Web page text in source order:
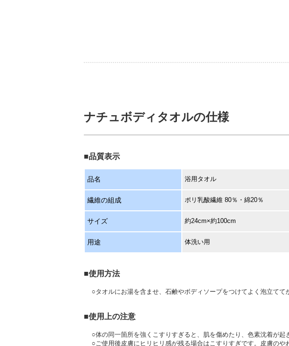
ナチュボディタオルの仕様
■品質表示
品名 浴用タオル
繊維の組成 ポリ乳酸繊維 80％・綿20％
サイズ 約24cm×約100cm
用途 体洗い用
■使用方法
○タオルにお湯を含ませ、石鹸やボディソープをつけてよく泡立て
■使用上の注意
○体の同一箇所を強くこすりすぎると、肌を傷めたり、色素沈着が
○ご使用後皮膚にヒリヒリ感が残る場合はこすりすぎです。皮膚のや